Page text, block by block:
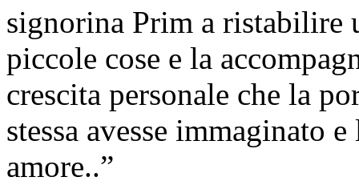
signorina Prim a ristabilire
piccole cose e la
crescita personale che la
stessa avesse immaginato
amore..”